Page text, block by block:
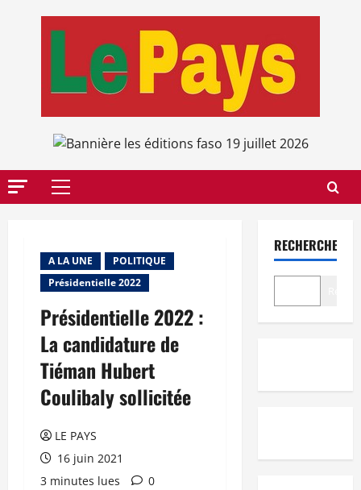
Menu
A LA UNE
POLITIQUE
Présidentielle 2022
Présidentielle 2022 :
La candidature de
Tiéman Hubert
Coulibaly sollicitée
LE PAYS
16 juin 2021
3 minutes lues
0
RECHERCHER